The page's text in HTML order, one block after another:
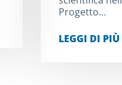
Progetto…
LEGGI DI